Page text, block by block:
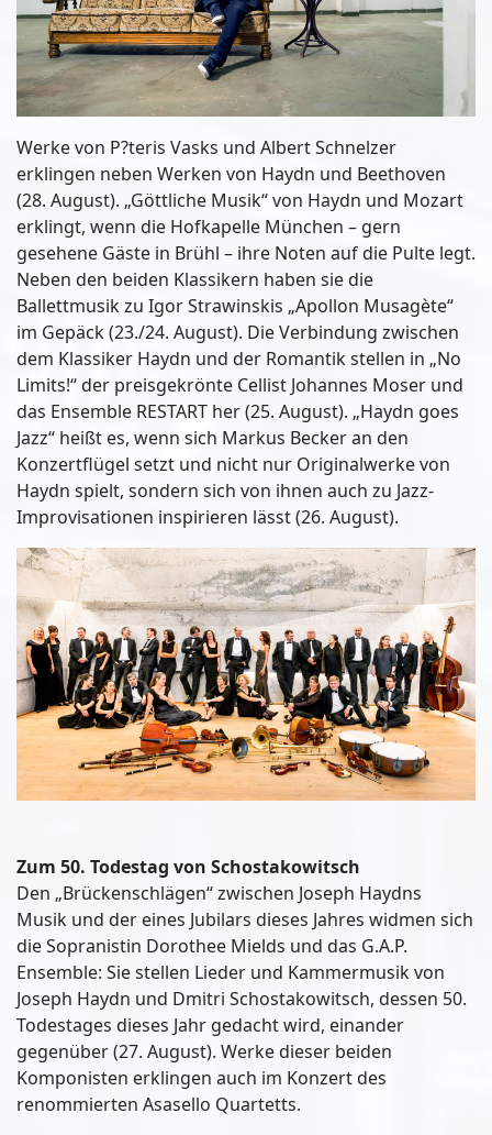
Werke von P?teris Vasks und Albert Schnelzer
erklingen neben Werken von Haydn und Beethoven
(28. August). „Göttliche Musik“ von Haydn und Mozart
erklingt, wenn die Hofkapelle München – gern
gesehene Gäste in Brühl – ihre Noten auf die Pulte legt.
Neben den beiden Klassikern haben sie die
Ballettmusik zu Igor Strawinskis „Apollon Musagète“
im Gepäck (23./24. August). Die Verbindung zwischen
dem Klassiker Haydn und der Romantik stellen in „No
Limits!“ der preisgekrönte Cellist Johannes Moser und
das Ensemble RESTART her (25. August). „Haydn goes
Jazz“ heißt es, wenn sich Markus Becker an den
Konzertflügel setzt und nicht nur Originalwerke von
Haydn spielt, sondern sich von ihnen auch zu Jazz-
Improvisationen inspirieren lässt (26. August).
Zum 50. Todestag von Schostakowitsch
Den „Brückenschlägen“ zwischen Joseph Haydns
Musik und der eines Jubilars dieses Jahres widmen sich
die Sopranistin Dorothee Mields und das G.A.P.
Ensemble: Sie stellen Lieder und Kammermusik von
Joseph Haydn und Dmitri Schostakowitsch, dessen 50.
Todestages dieses Jahr gedacht wird, einander
gegenüber (27. August). Werke dieser beiden
Komponisten erklingen auch im Konzert des
renommierten Asasello Quartetts.